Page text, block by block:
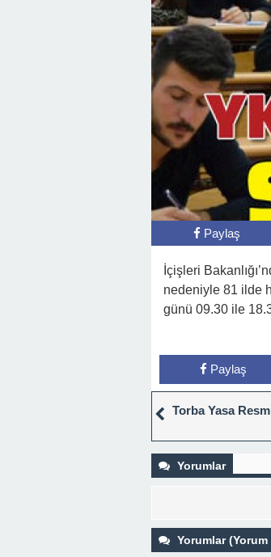
Paylaş
İçişleri
nedeniyle 81 ilde
günü 09.30 ile
Paylaş
Torba Yasa
Yorumlar
Yorumlar (Yorum